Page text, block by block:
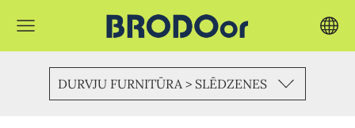
DURVJU FURNITŪRA > SLĒDZENES